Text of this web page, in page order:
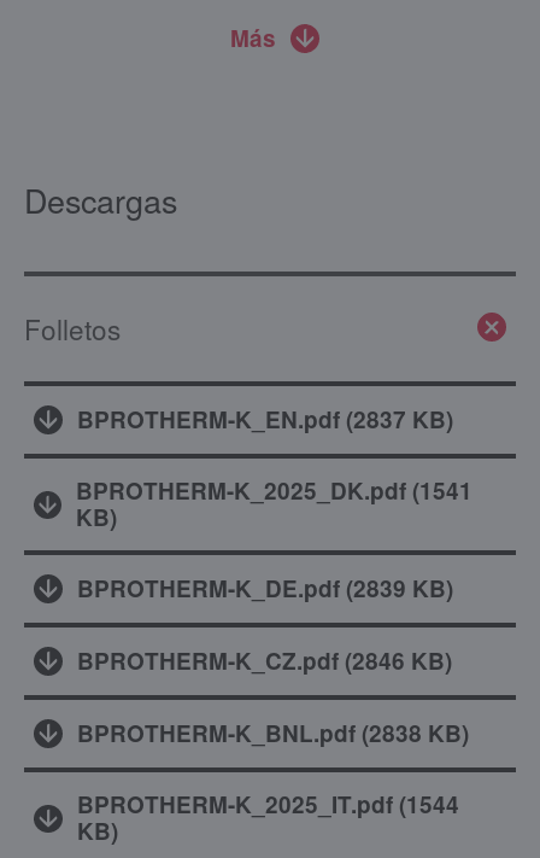
Más
Descargas
Folletos
BPROTHERM-K_EN.pdf (2837 KB)
BPROTHERM-K_2025_DK.pdf(1541
KB)
BPROTHERM-K_DE.pdf (2839 KB)
BPROTHERM-K_CZ.pdf (2846 KB)
BPROTHERM-K_BNL.pdf (2838 KB)
BPROTHERM-K_2025_IT.pdf(1544
KB)